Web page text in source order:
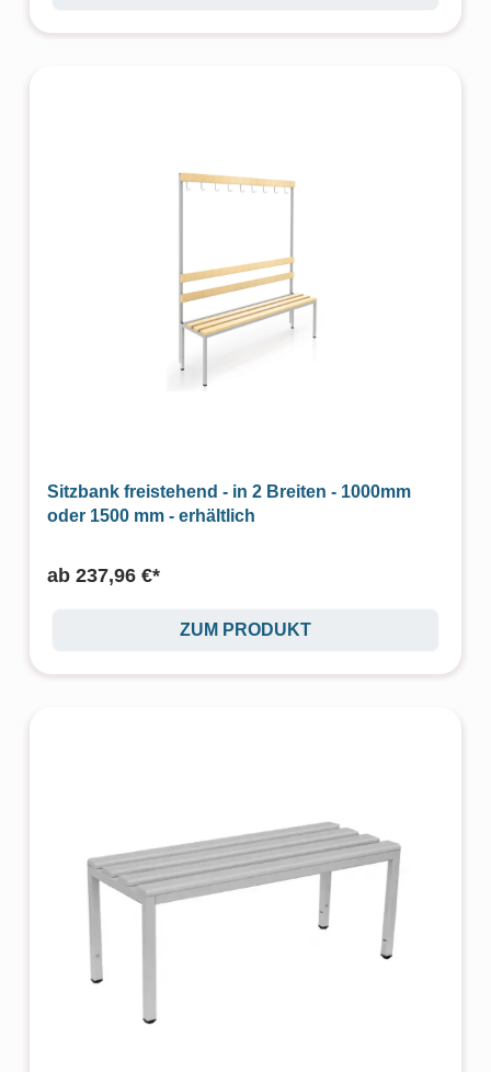
Sitzbank freistehend - in 2 Breiten - 1000mm
oder 1500 mm - erhältlich
ab 237,96 €*
ZUM PRODUKT